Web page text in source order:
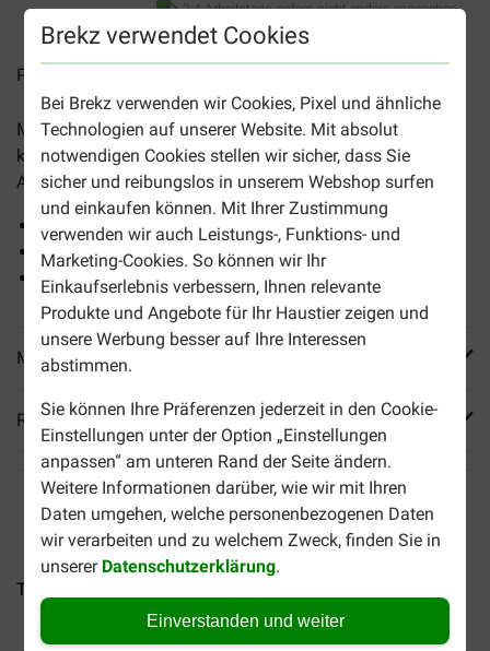
Brekz verwendet Cookies
Bei Brekz verwenden wir Cookies, Pixel und ähnliche
Technologien auf unserer Website. Mit absolut
notwendigen Cookies stellen wir sicher, dass Sie
sicher und reibungslos in unserem Webshop surfen
und einkaufen können. Mit Ihrer Zustimmung
verwenden wir auch Leistungs-, Funktions- und
Marketing-Cookies. So können wir Ihr
Einkaufserlebnis verbessern, Ihnen relevante
Produkte und Angebote für Ihr Haustier zeigen und
unsere Werbung besser auf Ihre Interessen
abstimmen.
Sie können Ihre Präferenzen jederzeit in den Cookie-
Einstellungen unter der Option „Einstellungen
anpassen“ am unteren Rand der Seite ändern.
Weitere Informationen darüber, wie wir mit Ihren
Daten umgehen, welche personenbezogenen Daten
wir verarbeiten und zu welchem Zweck, finden Sie in
unserer Datenschutzerklärung.
Einverstanden und weiter
2-4 Arbeitstage, sofern nicht anders angegeben
Preise inkl. MwSt zzgl.
Mit demTrixie Hunderampe Petwalk Small für Hunde
können Sie Hunden mit Gelenkproblemen im und aus dem
Auto leicht helfen.
Mit Sicherheitsleisten.
Rutschfeste Beschichtung.
Tragfähigkeit bis zu einem Gewicht von 50 kg.
Mehr Produktinfos
Reviews
Trixie Hunderampe Petwalk...